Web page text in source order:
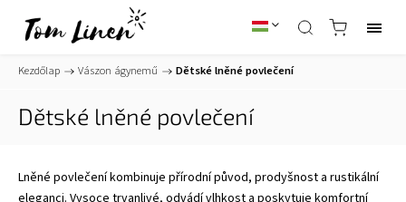
Kezdőlap / Vászon ágynemű / Dětské lněné povlečení
Dětské lněné povlečení
Lněné povlečení kombinuje přírodní původ, prodyšnost a rustikální
eleganci. Vysoce trvanlivé, odvádí vlhkost a poskytuje komfortní